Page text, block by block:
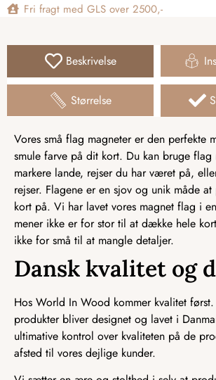
Fri fragt med GLS over 2500,-
Beskrivelse
Størrelse
Vores små flag magneter er den perfekte
smule farve på dit kort. Du kan bruge flag
markere lande, rejser du har været på,
rejser. Flagene er en sjov og unik måde
kort på. Vi har lavet vores magnet flag i
mener ikke er for stor til at dække hele
ikke for små til at mangle detaljer.
Dansk kvalitet og
Hos World In Wood kommer kvalitet
produkter bliver designet og lavet i
ultimative kontrol over kvaliteten på de
afsted til vores dejlige kunder.